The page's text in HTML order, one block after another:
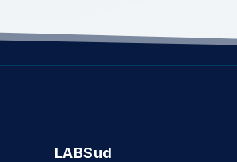
LABSud